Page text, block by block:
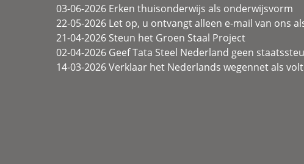
03-06-2026 Erken thuisonderwijs als onderwijsvorm
22-05-2026 Let op, u ontvangt alleen e-mail van ons
21-04-2026 Steun het Groen Staal Project
02-04-2026 Geef Tata Steel Nederland geen
14-03-2026 Verklaar het Nederlands wegennet als